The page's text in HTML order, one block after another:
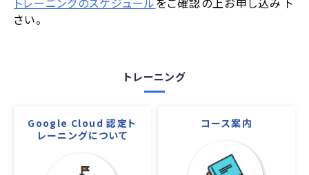
さい。
トレーニング
Google Cloud 認定ト
レーニングについて
コース案内